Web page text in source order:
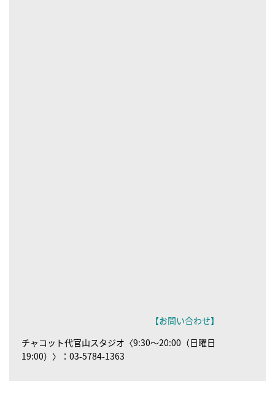
【お問い合わせ】
チャコット代官山スタジオ〈9:30～20:00（日曜日
19:00）〉：03-5784-1363